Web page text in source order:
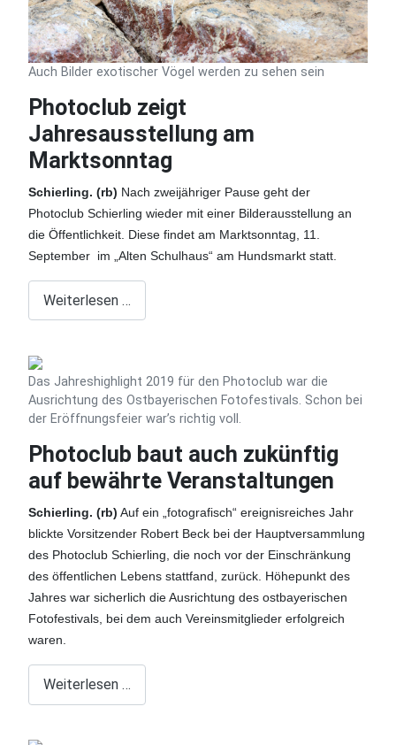
Auch Bilder exotischer Vögel werden zu sehen sein
Photoclub zeigt
Jahresausstellung am
Marktsonntag
Schierling. (rb) Nach zweijähriger Pause geht der
Photoclub Schierling wieder mit einer Bilderausstellung an
die Öffentlichkeit. Diese findet am Marktsonntag, 11.
September im „Alten Schulhaus“ am Hundsmarkt statt.
Weiterlesen …
Das Jahreshighlight 2019 für den Photoclub war die
Ausrichtung des Ostbayerischen Fotofestivals. Schon bei
der Eröffnungsfeier war’s richtig voll.
Photoclub baut auch zukünftig
auf bewährte Veranstaltungen
Schierling. (rb) Auf ein „fotografisch“ ereignisreiches Jahr
blickte Vorsitzender Robert Beck bei der Hauptversammlung
des Photoclub Schierling, die noch vor der Einschränkung
des öffentlichen Lebens stattfand, zurück. Höhepunkt des
Jahres war sicherlich die Ausrichtung des ostbayerischen
Fotofestivals, bei dem auch Vereinsmitglieder erfolgreich
waren.
Weiterlesen …